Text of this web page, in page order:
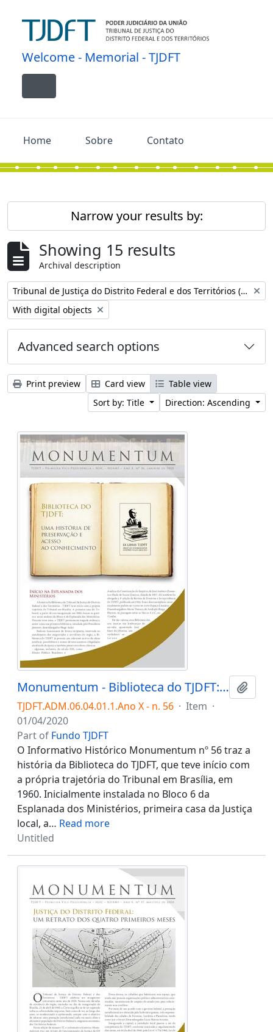
Welcome - Memorial - TJDFT
Toggle navigation
Home Sobre Contato
Narrow your results by:
Showing 15 results
Archival description
Remove filter:
Tribunal de Justiça do Distrito Federal e dos Territórios (Brasil)
Remove filter:
With digital objects
Advanced search options
Print preview Card view
Table view
Sort by: Title
Direction: Ascending
Monumentum - Biblioteca do TJDFT: uma história de preservação e acesso ao conhecimento
TJDFT.ADM.06.04.01.1.Ano X - n. 56 · Item ·
01/04/2020
Part of Fundo TJDFT
O Informativo Histórico Monumentum nº 56 traz a
história da Biblioteca do TJDFT, que teve início com
a própria trajetória do Tribunal em Brasília, em
1960. Inicialmente instalada no Bloco 6 da
Esplanada dos Ministérios, primeira casa da Justiça
local, a… Read more
Untitled